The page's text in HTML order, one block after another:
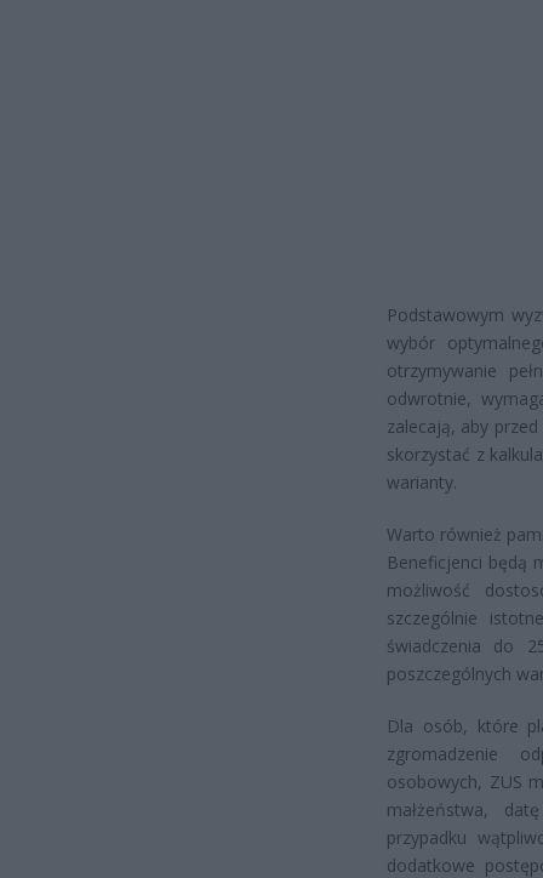
Podstawowym
wybór
otrzymywanie
odwrotnie,
zalecają, aby
skorzystać z
warianty.
Warto również
Beneficjenci będą
możliwość
szczególnie
świadczenia do
poszczególnych
Dla osób, które
zgromadzenie
osobowych, ZUS
małżeństwa,
przypadku
dodatkowe